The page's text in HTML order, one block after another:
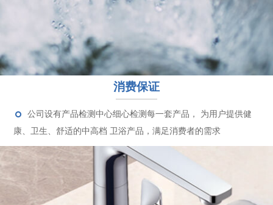
消费保证
公司设有产品检测中心细心检测每一套产品， 为用户提供健
康、卫生、舒适的中高档 卫浴产品，满足消费者的需求